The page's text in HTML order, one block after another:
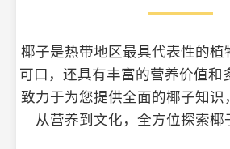
椰子是热带地区最具代表性的植
可口，还具有丰富的营养价值和
致力于为您提供全面的椰子知识
从营养到文化，全方位探索椰